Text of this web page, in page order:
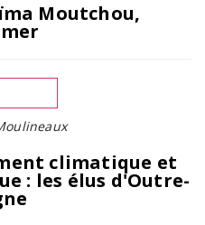
Moutchou,
climatique et
: les élus d'Outre-